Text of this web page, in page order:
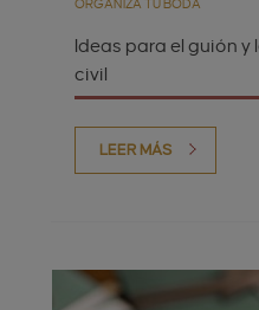
ORGANIZA TU BODA
Ideas para el guión
civil
LEER MÁS